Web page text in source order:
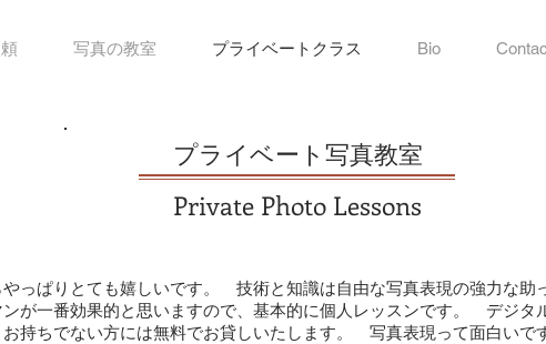
写真の教室 プライベートクラス Bio
プライベート写真教室
Private Photo Lessons
っぱりとても嬉しいです。 技術と知識は自由な写真表現の強力な
が一番効果的と思いますので、基本的に個人レッスンです。 デジタ
持ちでない方には無料でお貸しいたします。 写真表現って面白いです